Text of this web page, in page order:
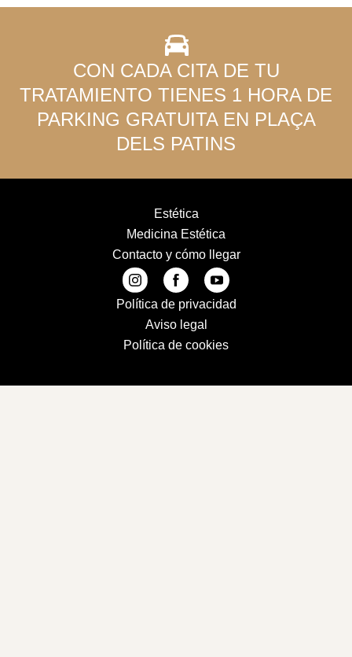
CON CADA CITA DE TU
TRATAMIENTO TIENES 1 HORA DE
PARKING GRATUITA EN PLAÇA
DELS PATINS
Estética
Medicina Estética
Contacto y cómo llegar
Política de privacidad
Aviso legal
Política de cookies